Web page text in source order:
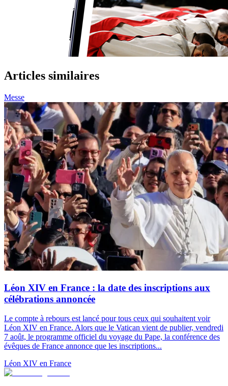
Articles similaires
Messe
Léon XIV en France : la date des inscriptions aux
célébrations annoncée
Le compte à rebours est lancé pour tous ceux qui souhaitent voir
Léon XIV en France. Alors que le Vatican vient de publier, vendredi
7 août, le programme officiel du voyage du Pape, la conférence des
évêques de France annonce que les inscriptions...
Léon XIV en France